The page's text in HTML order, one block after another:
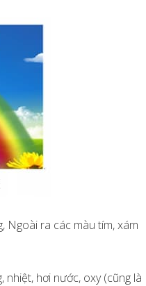
Ngoài ra các màu tím, xám
nhiệt, hơi nước, oxy (cũng là